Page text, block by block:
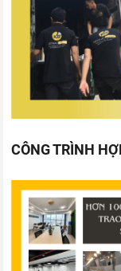
CÔNG TRÌNH